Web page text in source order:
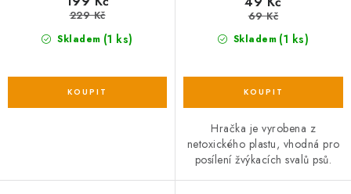
Skladem (1 ks)
229 Kč
Skladem (1 ks)
69 Kč
Hračka je vyrobena z
netoxického plastu, vhodná pro
posílení žvýkacích svalů psů.